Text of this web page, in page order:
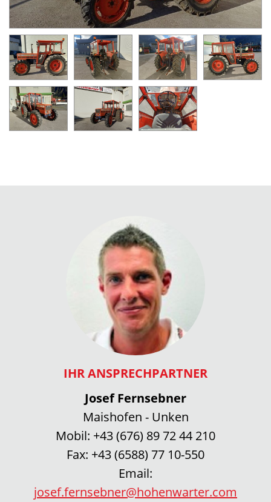
IHR ANSPRECHPARTNER
Josef Fernsebner
Maishofen - Unken
Mobil: +43 (676) 89 72 44 210
Fax: +43 (6588) 77 10-550
Email:
josef.fernsebner@hohenwarter.com